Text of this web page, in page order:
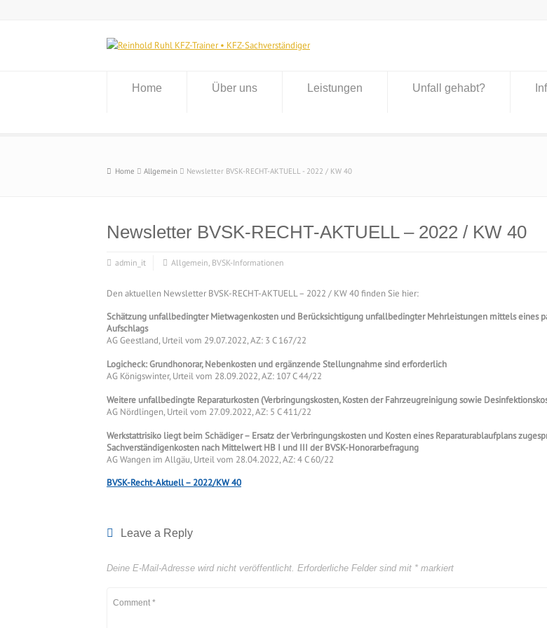
Home Über uns Leistungen Unfall gehabt?
Home Allgemein Newsletter BVSK-RECHT-AKTUELL - 2022 / KW 40
Newsletter BVSK-RECHT-AKTUELL – 2022 / KW 40
admin_it Allgemein, BVSK-Informationen
Den aktuellen Newsletter BVSK-RECHT-AKTUELL – 2022 / KW 40 finden Sie hier:
Schätzung unfallbedingter Mietwagenkosten und Berücksichtigung unfallbedingter Mehrleistungen mittels eines
Aufschlags
AG Geestland, Urteil vom 29.07.2022, AZ: 3 C 167/22
Logicheck: Grundhonorar, Nebenkosten und ergänzende Stellungnahme sind erforderlich
AG Königswinter, Urteil vom 28.09.2022, AZ: 107 C 44/22
Weitere unfallbedingte Reparaturkosten (Verbringungskosten, Kosten der Fahrzeugreinigung sowie
AG Nördlingen, Urteil vom 27.09.2022, AZ: 5 C 411/22
Werkstattrisiko liegt beim Schädiger – Ersatz der Verbringungskosten und Kosten eines Reparaturablaufplans
Sachverständigenkosten nach Mittelwert HB I und III der BVSK-Honorarbefragung
AG Wangen im Allgäu, Urteil vom 28.04.2022, AZ: 4 C 60/22
BVSK-Recht-Aktuell – 2022/KW 40
Leave a Reply
Deine E-Mail-Adresse wird nicht veröffentlicht. Erforderliche Felder sind mit * markiert